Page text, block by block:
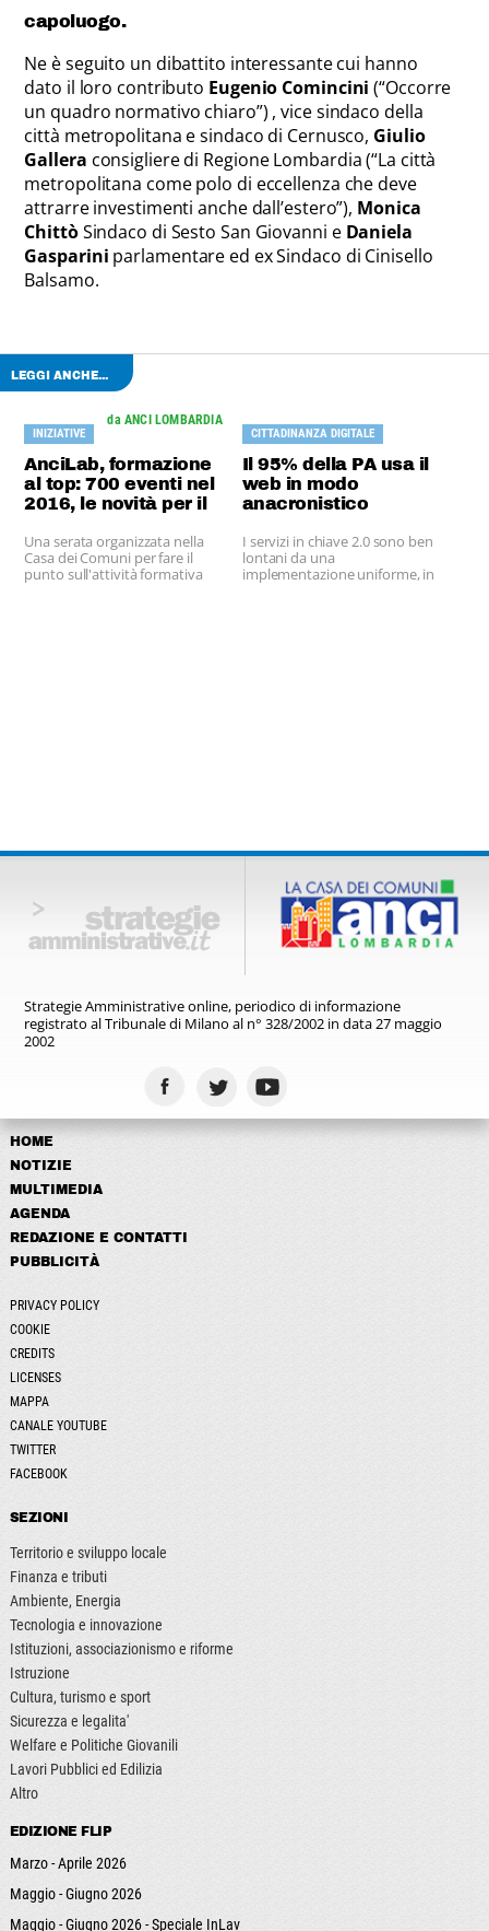
capoluogo.
Ne è seguito un dibattito interessante cui hanno
dato il loro contributo Eugenio Comincini (“Occorre
un quadro normativo chiaro”) , vice sindaco della
città metropolitana e sindaco di Cernusco, Giulio
Gallera consigliere di Regione Lombardia (“La città
metropolitana come polo di eccellenza che deve
attrarre investimenti anche dall’estero”), Monica
ChittòSindaco di Sesto San Giovanni e Daniela
Gasparini parlamentare ed ex Sindaco di Cinisello
Balsamo.
LEGGI ANCHE...
da ANCI LOMBARDIA
INIZIATIVE
AnciLab, formazione
al top: 700 eventi nel
2016, le novità per il
Una serata organizzata nella
Casa dei Comuni per fare il
punto sull'attività formativa
CITTADINANZA DIGITALE
Il 95% della PA usa il
web in modo
anacronistico
I servizi in chiave 2.0 sono ben
lontani da una
implementazione uniforme, in
Strategie Amministrative online, periodico di informazione
registratoal Tribunale di Milano al n° 328/2002 in data 27 maggio
2002
HOME
NOTIZIE
MULTIMEDIA
AGENDA
REDAZIONE E CONTATTI
PUBBLICITÀ
PRIVACY POLICY
COOKIE
CREDITS
LICENSES
MAPPA
CANALE YOUTUBE
TWITTER
FACEBOOK
SEZIONI
Territorio e sviluppo locale
Finanza e tributi
Ambiente, Energia
Tecnologia e innovazione
Istituzioni, associazionismo e riforme
Istruzione
Cultura, turismo e sport
Sicurezza e legalita'
Welfare e Politiche Giovanili
Lavori Pubblici ed Edilizia
Altro
EDIZIONE FLIP
Marzo - Aprile 2026
Maggio - Giugno 2026
Maggio - Giugno 2026 - Speciale InLav